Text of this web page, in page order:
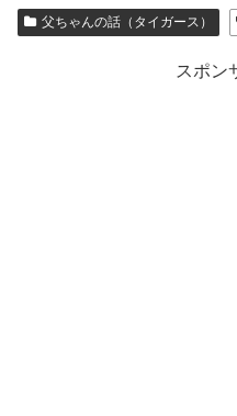
父ちゃんの話（タイガース）
スポン